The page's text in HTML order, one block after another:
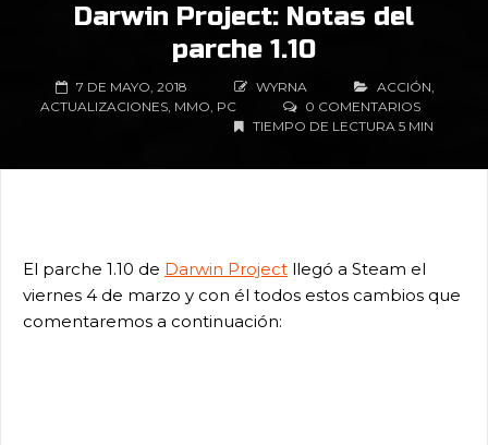
Darwin Project: Notas del
parche 1.10
7 DE MAYO, 2018 WYRNA ACCIÓN,
ACTUALIZACIONES, MMO, PC
TIEMPO DE LECTURA 5 MIN
0 COMENTARIOS
El parche 1.10 de Darwin Project llegó a Steam el
viernes 4 de marzo y con él todos estos cambios que
comentaremos a continuación: